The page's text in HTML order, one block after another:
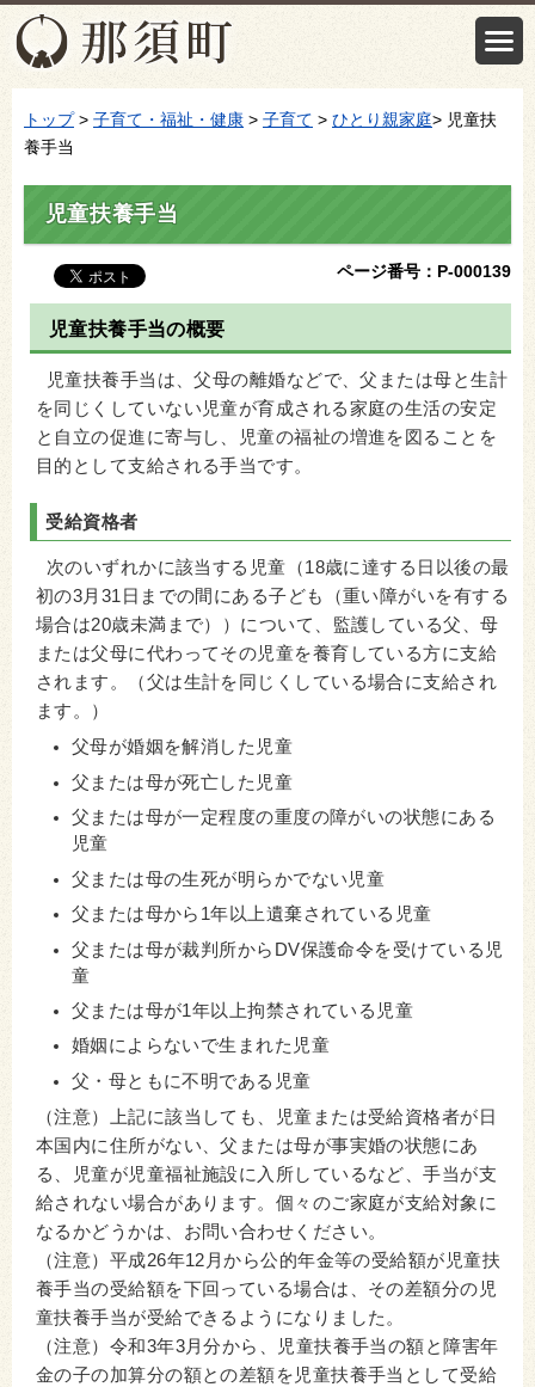
トップ> 子育て・福祉・健康 > 子育て > ひとり親家庭> 児童扶
養手当
児童扶養手当
ページ番号：P-000139
児童扶養手当の概要
児童扶養手当は、父母の離婚などで、父または母と生計
を同じくしていない児童が育成される家庭の生活の安定
と自立の促進に寄与し、児童の福祉の増進を図ることを
目的として支給される手当です。
受給資格者
次のいずれかに該当する児童（18歳に達する日以後の最
初の3月31日までの間にある子ども（重い障がいを有する
場合は20歳未満まで））について、監護している父、母
または父母に代わってその児童を養育している方に支給
されます。（父は生計を同じくしている場合に支給され
ます。）
父母が婚姻を解消した児童
父または母が死亡した児童
父または母が一定程度の重度の障がいの状態にある
児童
父または母の生死が明らかでない児童
父または母から1年以上遺棄されている児童
父または母が裁判所からDV保護命令を受けている児
童
父または母が1年以上拘禁されている児童
婚姻によらないで生まれた児童
父・母ともに不明である児童
（注意）上記に該当しても、児童または受給資格者が日
本国内に住所がない、父または母が事実婚の状態にあ
る、児童が児童福祉施設に入所しているなど、手当が支
給されない場合があります。個々のご家庭が支給対象に
なるかどうかは、お問い合わせください。
（注意）平成26年12月から公的年金等の受給額が児童扶
養手当の受給額を下回っている場合は、その差額分の児
童扶養手当が受給できるようになりました。
（注意） 令和3年3月分から、児童扶養手当の額と障害年
金の子の加算分の額との差額を児童扶養手当として受給